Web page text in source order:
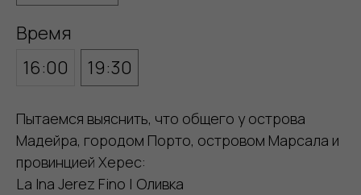
Время
16:00
19:30
Пытаемся выяснить, что общего у острова
Мадейра, городом Порто, островом Марсала и
провинцией Херес:
La Ina Jerez Fino | Оливка